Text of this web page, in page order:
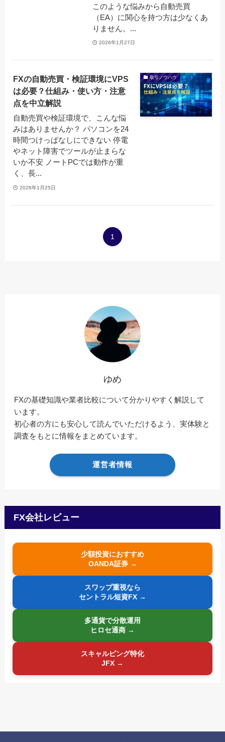
このような悩みから自動売買
（EA）に関心を持つ方は少なくあ
りません。...
2026年1月27日
取引ノウハウ
FXの自動売買・検証環境にVPS
は必要？仕組み・使い方・注意
点を中立解説
自動売買や検証環境で、こんな悩
みはありませんか？ パソコンを24
時間つけっぱなしにできない 停電
やネット障害でツールが止まらな
いか不安 ノートPCでは動作が重
く、長...
2026年1月25日
1
ゆめ
FXの基礎知識や業者比較について分かりやすく解説して
います。
初心者の方にも安心して読んでいただけるよう、実体験と
調査をもとに情報をまとめています。
運営者情報
FX会社レビュー
少額投資におすすめ
OANDA証券 →
スワップ重視なら
セントラル短資FX →
多通貨で分散運用
ヒロセ通商 →
スキャルピング特化
JFX →